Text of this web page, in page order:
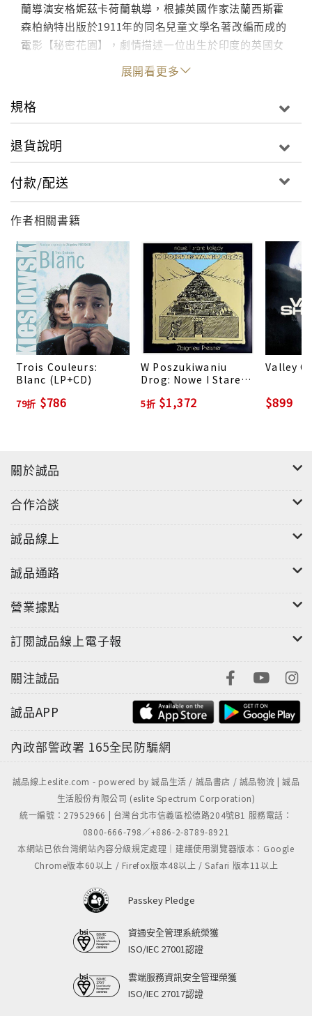
蘭導演安格妮茲卡荷蘭執導，根據英國作家法蘭西斯霍
森柏納特出版於1911年的同名兒童文學名著改編而成的
電影【秘密花園】，劇情描述一位出生於印度的英國女
孩瑪麗倫諾克斯，來自富裕家庭的她並不快樂，生性驕
縱，因為雙親去世轉而投靠在英國的姑丈阿奇波克萊
文，她在姑丈家結交新朋友，個性變得開朗，瑪麗聽說
家裡有一座秘密花園，瑪麗在姑丈的允許下開始在花園
想起在公園裡意外身亡的妻子，瑪麗也發現公館裡住著
改變柯林，告訴柯林外面的世界並不像管家梅德拉克說
出戶外，身體也變好，姑丈得知兒子能夠健康生活，也
變得開心，姑丈感謝瑪麗讓陰鬱的公館變得生意盎然。
飾演瑪莉的凱特梅柏莉以本片的演出榮獲1994年倫敦影
評人協會電影獎特別成就獎，以影集「唐頓莊園」獲得
兩座艾美獎的瑪姬史密斯以本片獲得1994年英國影藝學
院電影獎最佳女配角提名。參與演出的還有以「雙面薇
若妮卡」榮獲坎城影展最佳女主角的法國影星伊蓮雅
各。
在柯波拉的推薦下，波蘭電影音樂家Zbigniew
在為奇士勞斯基導演的三色電影中的「藍色情挑」與
「白色情迷」之間的工作空檔進行創作，他結合了民謠
音樂的旋律，謎樣感覺的浪漫樂音，以室內音樂的編制
合唱團的溫暖歌聲代表秘密花園的主題音樂，再由兒童
在花園裡的男孩柯林的主題音樂，以低沈的鋼琴與低迴
的木管樂器表現姑丈的嚴肅性格的主題音樂，Zbigniew
美麗，浪漫，童真的電影音樂小品。
展開看更多
規格
退貨說明
付款/配送
作者相關書籍
Trois Couleurs:
Blanc (LP+CD)
79折 $786
W Poszukiwaniu
Drog: Nowe I Stare
5折 $1,372
Valley
$899
關於誠品
合作洽談
誠品線上
誠品通路
營業據點
訂閱誠品線上電子報
關注誠品
誠品APP
內政部警政署 165全民防騙網
誠品線上eslite.com - powered by 誠品生活 / 誠品書店 / 誠品物流 | 誠品
生活股份有限公司 (eslite Spectrum Corporation)
統一編號：27952966 | 台灣台北市信義區松德路204號B1 服務電話：
0800-666-798／+886-2-8789-8921
本網站已依台灣網站內容分級規定處理｜建議使用瀏覽器版本：Google
Chrome版本60以上 / Firefox版本48以上 / Safari 版本11以上
Passkey Pledge
資通安全管理系統榮獲
ISO/IEC 27001認證
雲端服務資訊安全管理榮獲
ISO/IEC 27017認證